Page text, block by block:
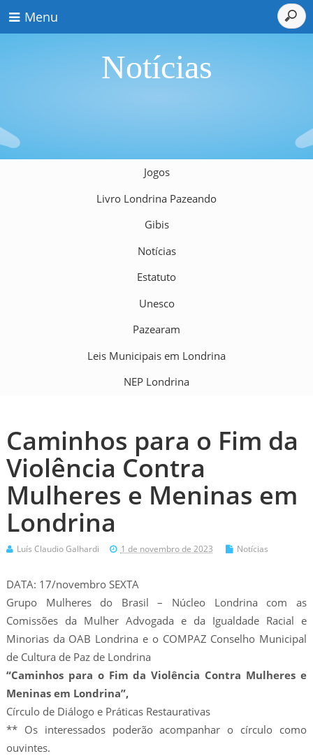
Menu
Notícias
Jogos
Livro Londrina Pazeando
Gibis
Notícias
Estatuto
Unesco
Pazearam
Leis Municipais em Londrina
NEP Londrina
Caminhos para o Fim da
Violência Contra
Mulheres e Meninas em
Londrina
Luís Claudio Galhardi 1 de novembro de 2023 Notícias
DATA: 17/novembro SEXTA
Grupo Mulheres do Brasil – Núcleo Londrina com as
Comissões da Mulher Advogada e da Igualdade Racial e
Minorias da OAB Londrina e o COMPAZ Conselho Municipal
de Cultura de Paz de Londrina
“Caminhos para o Fim da Violência Contra Mulheres e
Meninas em Londrina”,
Círculo de Diálogo e Práticas Restaurativas
** Os interessados poderão acompanhar o círculo como
ouvintes.